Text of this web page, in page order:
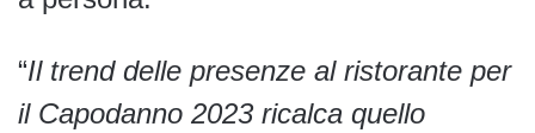
“Il trend delle presenze al ristorante per
il Capodanno 2023 ricalca quello